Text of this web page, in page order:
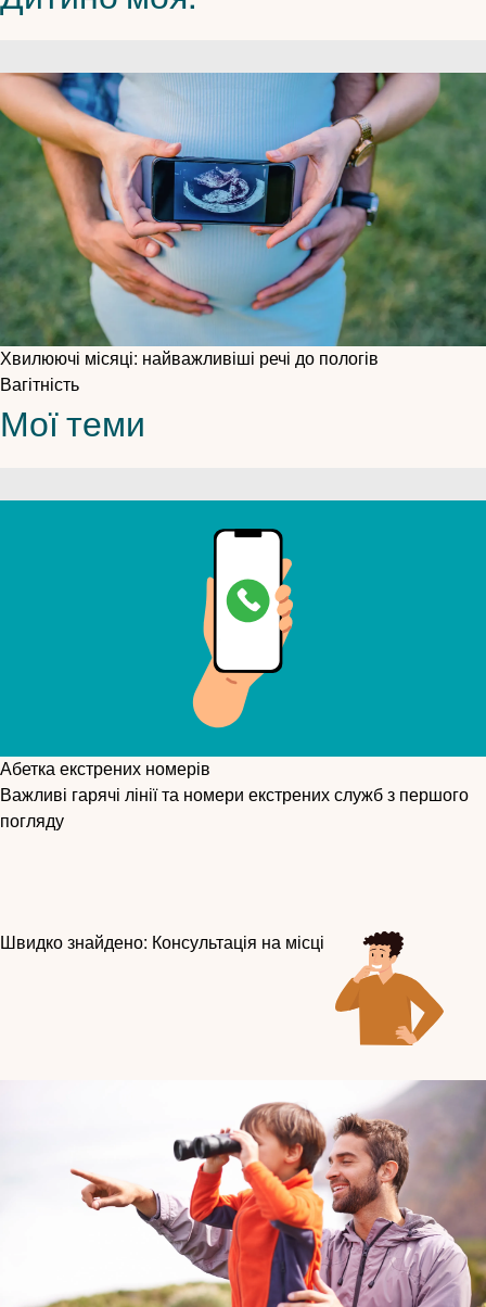
Хвилюючі місяці: найважливіші речі до пологів
Вагітність
Мої теми
Абетка екстрених номерів
Важливі гарячі лінії та номери екстрених служб з першого
погляду
Швидко знайдено: Консультація на місці